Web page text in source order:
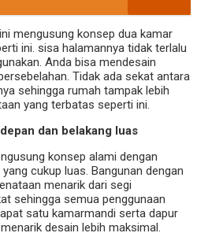
mengusung konsep dua kamar
ini. sisa halamannya tidak terlalu
Anda bisa mendesain
Tidak ada sekat antara
sehingga rumah tampak lebih
yang terbatas seperti ini.
dan belakang luas
konsep alami dengan
cukup luas. Bangunan dengan
menarik dari segi
sehingga semua penggunaan
satu kamarmandi serta dapur
desain lebih maksimal.